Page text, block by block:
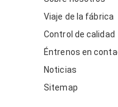
Viaje de la fábrica
Control de calidad
Éntrenos en
Noticias
Sitemap